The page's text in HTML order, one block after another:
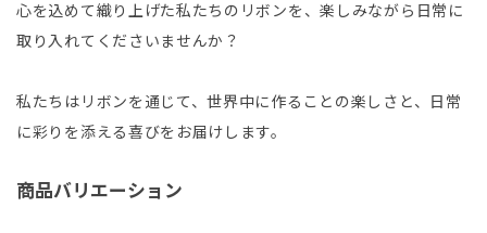
心を込めて織り上げた私たちのリボンを、楽しみながら日常に
取り入れてくださいませんか？
私たちはリボンを通じて、世界中に作ることの楽しさと、日常
に彩りを添える喜びをお届けします。
商品バリエーション